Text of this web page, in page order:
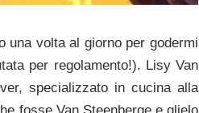
una volta al giorno per godermi
per regolamento!). Lisy Van
specializzato in cucina alla